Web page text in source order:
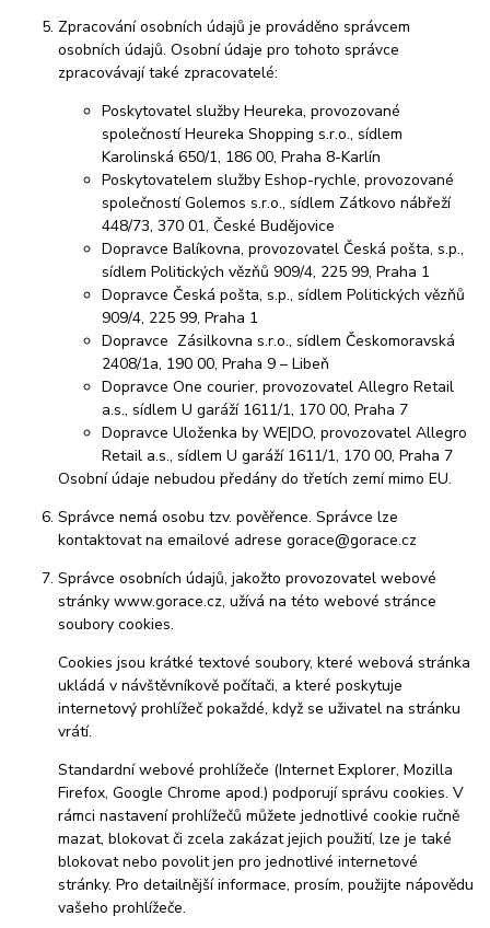
Zpracování osobních údajů je prováděno správcem
osobních údajů. Osobní údaje pro tohoto správce
zpracovávají také zpracovatelé:
Poskytovatel služby Heureka, provozované
společností Heureka Shopping s.r.o., sídlem
Karolinská 650/1, 186 00, Praha 8-Karlín
Poskytovatelem služby Eshop-rychle, provozované
společností Golemos s.r.o., sídlem Zátkovo nábřeží
448/73, 370 01, České Budějovice
Dopravce Balíkovna, provozovatel Česká pošta, s.p.,
sídlem Politických vězňů 909/4, 225 99, Praha 1
Dopravce Česká pošta, s.p., sídlem Politických vězňů
909/4, 225 99, Praha 1
Dopravce Zásilkovna s.r.o., sídlem Českomoravská
2408/1a, 190 00, Praha 9 – Libeň
Dopravce One courier, provozovatel Allegro Retail
a.s., sídlem U garáží 1611/1, 170 00, Praha 7
Dopravce Uloženka by WE|DO, provozovatel Allegro
Retail a.s., sídlem U garáží 1611/1, 170 00, Praha 7
Osobní údaje nebudou předány do třetích zemí mimo EU.
Správce nemá osobu tzv. pověřence. Správce lze
kontaktovat na emailové adrese gorace@gorace.cz
Správce osobních údajů, jakožto provozovatel webové
stránky www.gorace.cz, užívá na této webové stránce
soubory cookies.
Cookies jsou krátké textové soubory, které webová stránka
ukládá v návštěvníkově počítači, a které poskytuje
internetový prohlížeč pokaždé, když se uživatel na stránku
vrátí.
Standardní webové prohlížeče (Internet Explorer, Mozilla
Firefox, Google Chrome apod.) podporují správu cookies. V
rámci nastavení prohlížečů můžete jednotlivé cookie ručně
mazat, blokovat či zcela zakázat jejich použití, lze je také
blokovat nebo povolit jen pro jednotlivé internetové
stránky. Pro detailnější informace, prosím, použijte nápovědu
vašeho prohlížeče.